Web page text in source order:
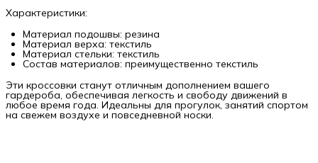
Характеристики:
Материал подошвы: резина
Материал верха: текстиль
Материал стельки: текстиль
Состав материалов: преимущественно текстиль
Эти кроссовки станут отличным дополнением вашего
гардероба, обеспечивая легкость и свободу движений в
любое время года. Идеальны для прогулок, занятий спортом
на свежем воздухе и повседневной носки.